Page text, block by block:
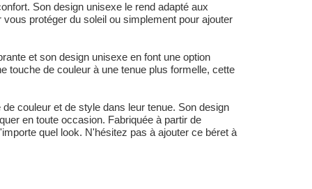
Son design unisexe le rend adapté aux
protéger du soleil ou simplement pour ajouter
et son design unisexe en font une option
touche de couleur à une tenue plus formelle, cette
couleur et de style dans leur tenue. Son design
en toute occasion. Fabriquée à partir de
quel look. N'hésitez pas à ajouter ce béret à